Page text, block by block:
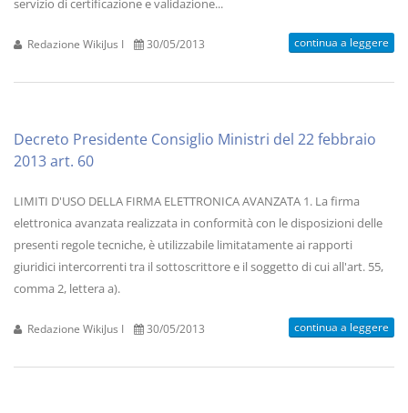
servizio di certificazione e validazione...
Redazione WikiJus I 30/05/2013 continua a leggere
Decreto Presidente Consiglio Ministri del 22 febbraio
2013 art. 60
LIMITI D'USO DELLA FIRMA ELETTRONICA AVANZATA 1. La firma
elettronica avanzata realizzata in conformità con le disposizioni delle
presenti regole tecniche, è utilizzabile limitatamente ai rapporti
giuridici intercorrenti tra il sottoscrittore e il soggetto di cui all'art. 55,
comma 2, lettera a).
Redazione WikiJus I 30/05/2013 continua a leggere